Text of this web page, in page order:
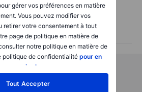
gérer vos préférences en matière
Vous pouvez modifier vos
retirer votre consentement à tout
page de politique en matière de
notre politique en matière de
politique de confidentialité pour en
savoir plus
Tout Accepter
2026-08-06 06:55:00
earnings: an investor's options
2026